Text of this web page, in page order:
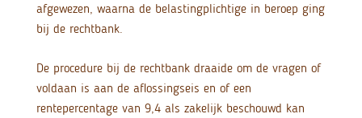
afgewezen, waarna de belastingplichtige in beroep ging
bij de rechtbank.
De procedure bij de rechtbank draaide om de vragen of
voldaan is aan de aflossingseis en of een
rentepercentage van 9,4 als zakelijk beschouwd kan